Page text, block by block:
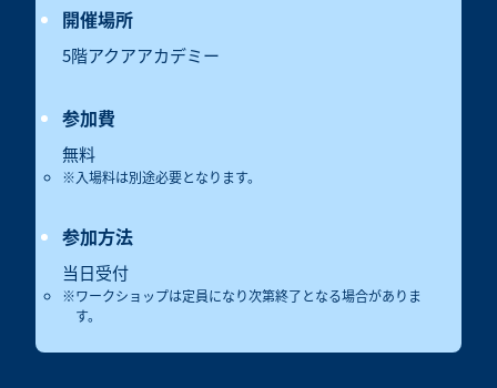
開催場所
5階アクアアカデミー
参加費
無料
入場料は別途必要となります。
参加方法
当日受付
ワークショップは定員になり次第終了となる場合がありま
す。